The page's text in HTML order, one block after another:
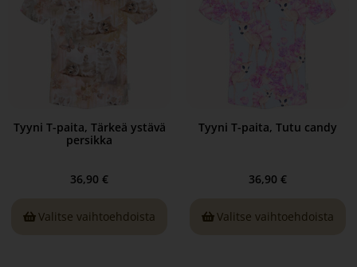
Tyyni T-paita, Tärkeä ystävä
persikka
36,90 €
Valitse vaihtoehdoista
Tyyni T-paita, Tutu candy
36,90 €
Valitse vaihtoehdoista